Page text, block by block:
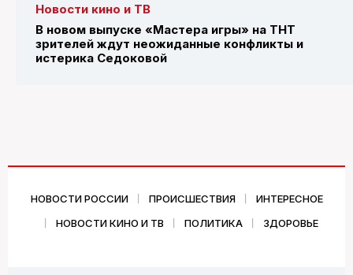
Новости кино и ТВ
В новом выпуске «Мастера игры» на ТНТ
зрителей ждут неожиданные конфликты и
истерика Седоковой
НОВОСТИ РОССИИ ПРОИСШЕСТВИЯ
ИНТЕРЕСНОЕ
НОВОСТИ КИНО И ТВ
ПОЛИТИКА ЗДОРОВЬЕ